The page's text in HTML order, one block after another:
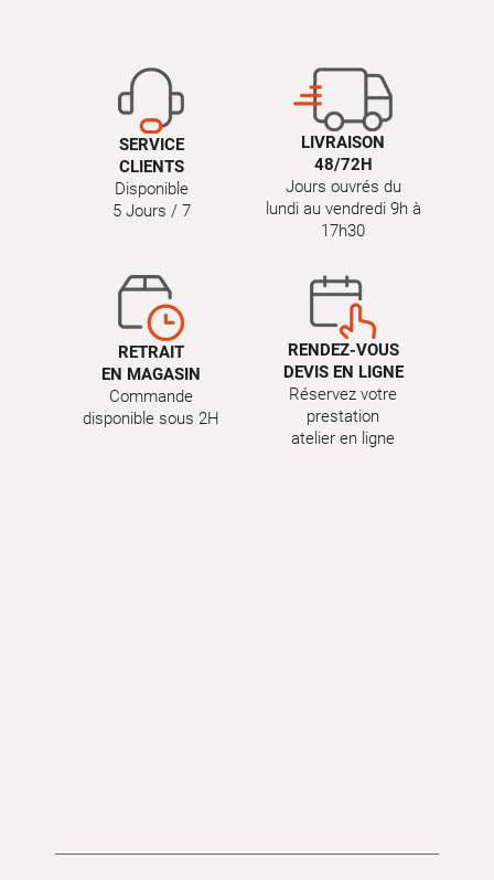
SERVICE
CLIENTS
Disponible
5 Jours / 7
LIVRAISON
48/72H
Jours ouvrés du
lundi au vendredi 9h à
17h30
RETRAIT
EN MAGASIN
Commande
disponible sous 2H
RENDEZ-VOUS
DEVIS EN LIGNE
Réservez votre
prestation
atelier en ligne